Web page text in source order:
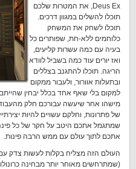
Deus Ex, את המטרות שלכם
תוכלו להשלים במגוון דרכים.
תוכלו לשחק את המשחק
כלוחמים ללא-חת, שפותרים כל
בעיה עם כמה עשרות קליעים,
ואז יורים עוד כמה בשביל לוודא
הריגה. תוכלו להתגנב בצללים
ובתעלות אוורור, ולעבור ממקום
למקום בלי שאף אחד בכלל יבחין
של פתרונות, וחלקם עשויים להיות
שמתגמל אתכם היטב על חקר של כל
אתכם לתוך עולם עם ממש הרבה פינות.
(שמתרחשים מאוחר יותר מבחינה